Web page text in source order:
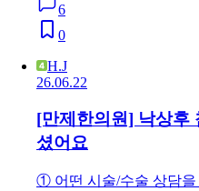
6
0
H.J
26.06.22
[만제한의원] 낙상후
셨어요
① 어떤 시술/수술 상담을